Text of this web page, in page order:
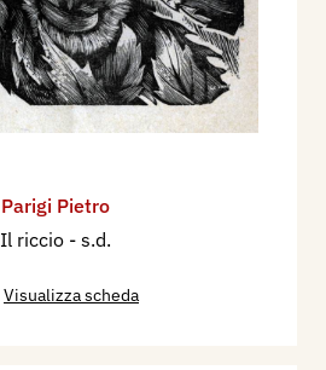
Parigi Pietro
Il riccio - s.d.
Visualizza scheda